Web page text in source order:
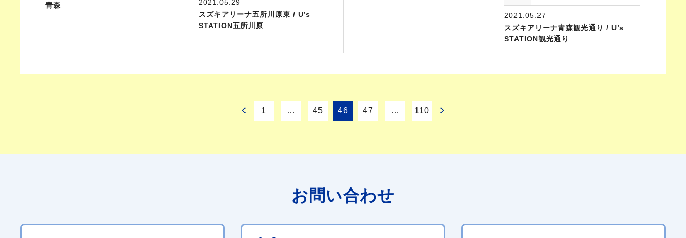
青森
2021.05.29
スズキアリーナ五所川原東 / U’s
STATION五所川原
2021.05.27
スズキアリーナ青森観光通り / U’s
STATION観光通り
1 … 45 46 47 … 110
お問い合わせ